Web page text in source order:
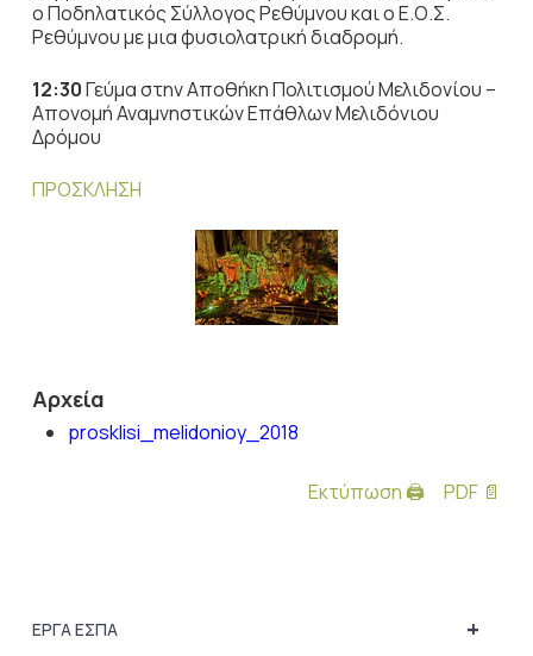
ο Ποδηλατικός Σύλλογος Ρεθύμνου και ο Ε.Ο.Σ.
Ρεθύμνου με μια φυσιολατρική διαδρομή.
12:30Γεύμα στην Αποθήκη Πολιτισμού Μελιδονίου –
Απονομή Αναμνηστικών Επάθλων Μελιδόνιου
Δρόμου
ΠΡΟΣΚΛΗΣΗ
Αρχεία
prosklisi_melidonioy_2018
Εκτύπωση 🖨 PDF 📄
+
ΕΡΓΑ ΕΣΠΑ